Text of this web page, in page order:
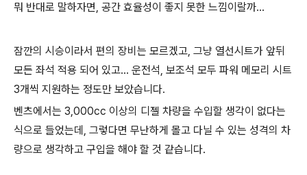
뭐 반대로 말하자면, 공간 효율성이 좋지 못한 느낌이랄까...
잠깐의 시승이라서 편의 장비는 모르겠고, 그냥 열선시트가 앞뒤
모든 좌석 적용 되어 있고... 운전석, 보조석 모두 파워 메모리 시트
3개씩 지원하는 정도만 보았습니다.
벤츠에서는 3,000cc 이상의 디젤 차량을 수입할 생각이 없다는
식으로 들었는데, 그렇다면 무난하게 몰고 다닐 수 있는 성격의 차
량으로 생각하고 구입을 해야 할 것 같습니다.